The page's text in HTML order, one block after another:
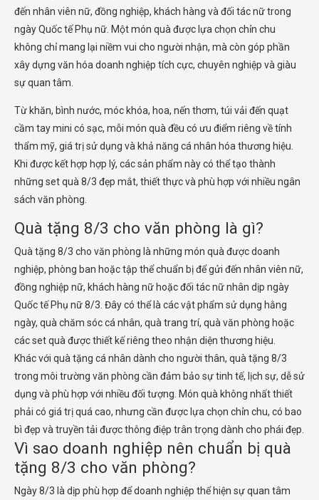
đến nhân viên nữ, đồng nghiệp, khách hàng và đối tác nữ trong
ngày Quốc tế Phụ nữ. Một món quà được lựa chọn chỉn chu
không chỉ mang lại niềm vui cho người nhận, mà còn góp phần
xây dựng văn hóa doanh nghiệp tích cực, chuyên nghiệp và giàu
sự quan tâm.
Từ khăn, bình nước, móc khóa, hoa, nến thơm, túi vải đến quạt
cầm tay mini có sạc, mỗi món quà đều có ưu điểm riêng về tính
thẩm mỹ, giá trị sử dụng và khả năng cá nhân hóa thương hiệu.
Khi được kết hợp hợp lý, các sản phẩm này có thể tạo thành
những set quà 8/3 đẹp mắt, thiết thực và phù hợp với nhiều ngân
sách văn phòng.
Quà tặng 8/3 cho văn phòng là gì?
Quà tặng 8/3 cho văn phòng là những món quà được doanh
nghiệp, phòng ban hoặc tập thể chuẩn bị để gửi đến nhân viên nữ,
đồng nghiệp nữ, khách hàng nữ hoặc đối tác nữ nhân dịp ngày
Quốc tế Phụ nữ 8/3. Đây có thể là các vật phẩm sử dụng hằng
ngày, quà chăm sóc cá nhân, quà trang trí, quà văn phòng hoặc
các set quà được thiết kế riêng theo nhận diện thương hiệu.
Khác với quà tặng cá nhân dành cho người thân, quà tặng 8/3
trong môi trường văn phòng cần đảm bảo sự tinh tế, lịch sự, dễ sử
dụng và phù hợp với nhiều đối tượng. Món quà không nhất thiết
phải có giá trị quá cao, nhưng cần được lựa chọn chỉn chu, có bao
bì đẹp và truyền tải được thông điệp trân trọng dành cho phái đẹp.
Vì sao doanh nghiệp nên chuẩn bị quà
tặng 8/3 cho văn phòng?
Ngày 8/3 là dịp phù hợp để doanh nghiệp thể hiện sự quan tâm